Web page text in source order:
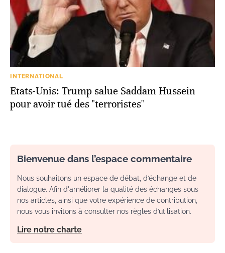
INTERNATIONAL
Etats-Unis: Trump salue Saddam Hussein
pour avoir tué des "terroristes"
Bienvenue dans l’espace commentaire
Nous souhaitons un espace de débat, d’échange et de
dialogue. Afin d'améliorer la qualité des échanges sous
nos articles, ainsi que votre expérience de contribution,
nous vous invitons à consulter nos règles d’utilisation.
Lire notre charte